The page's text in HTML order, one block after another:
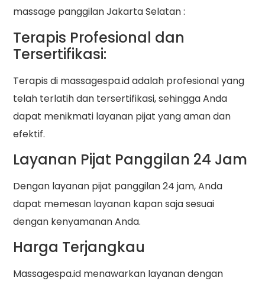
massage panggilan Jakarta Selatan :
Terapis Profesional dan
Tersertifikasi:
Terapis di massagespa.id adalah profesional yang
telah terlatih dan tersertifikasi, sehingga Anda
dapat menikmati layanan pijat yang aman dan
efektif.
Layanan Pijat Panggilan 24 Jam
Dengan layanan pijat panggilan 24 jam, Anda
dapat memesan layanan kapan saja sesuai
dengan kenyamanan Anda.
Harga Terjangkau
Massagespa.id menawarkan layanan dengan